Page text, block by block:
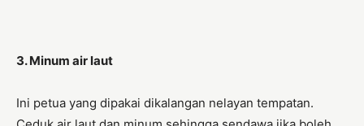
3. Minum air laut
Ini petua yang dipakai dikalangan nelayan tempatan.